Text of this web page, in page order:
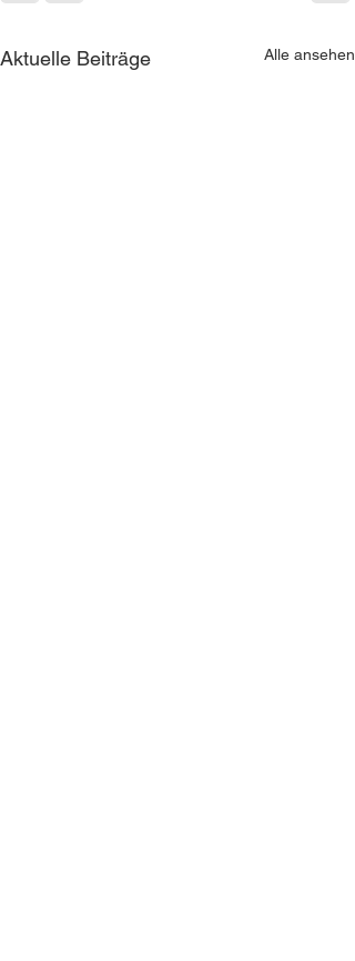
Aktuelle Beiträge Alle ansehen